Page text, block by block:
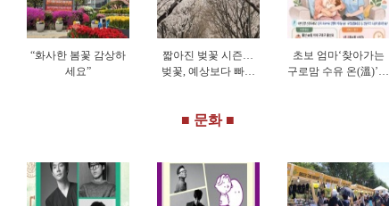
“화사한 봄꽃 감상하
세요”
짧아진 벚꽃 시즌…
벚꽃, 예상보다 빠르
초보 엄마‘찾아가는
구로맘 수유 온(溫)’시
■ 문화 ■